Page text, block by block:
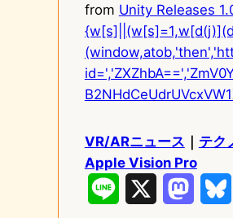
from Unity Releases
VR/ARニュース ｜ テク
Apple Vision Pro